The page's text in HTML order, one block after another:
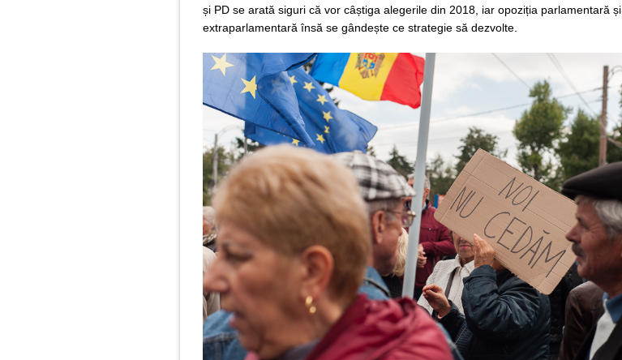
și PD se arată siguri că vor câștiga alegerile din 2018, iar opoziția parlamentară și
extraparlamentară însă se gândește ce strategie să dezvolte.